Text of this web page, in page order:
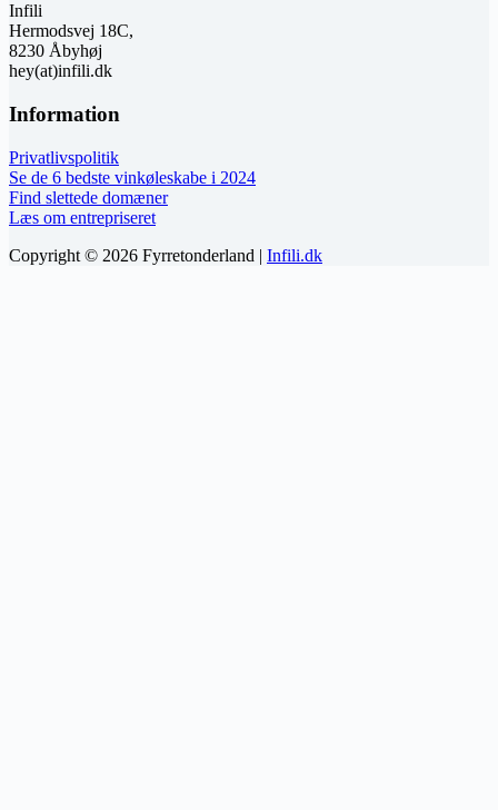
Infili
Hermodsvej 18C,
8230 Åbyhøj
hey(at)infili.dk
Information
Privatlivspolitik
Se de 6 bedste vinkøleskabe i 2024
Find slettede domæner
Læs om entrepriseret
Copyright © 2026 Fyrretonderland | Infili.dk